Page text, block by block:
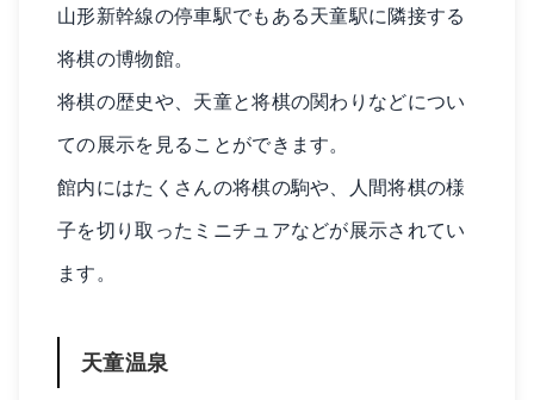
山形新幹線の停車駅でもある天童駅に隣接する
将棋の博物館。
将棋の歴史や、天童と将棋の関わりなどについ
ての展示を見ることができます。
館内にはたくさんの将棋の駒や、人間将棋の様
子を切り取ったミニチュアなどが展示されてい
ます。
天童温泉